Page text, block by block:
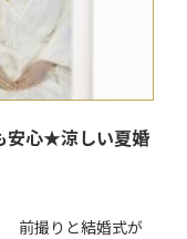
安心★涼しい夏婚
婚式が